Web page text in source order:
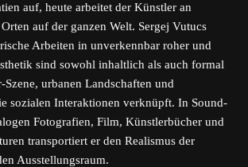
auf, heute arbeitet der Künstler an
auf der ganzen Welt. Sergej Vutucs
Arbeiten in unverkennbar roher und
sind sowohl inhaltlich als auch formal
Szene, urbanen Landschaften und
sozialen Interaktionen verknüpft. In Sound-
Fotografien, Film, Künstlerbücher und
transportiert er den Realismus der
Ausstellungsraum.